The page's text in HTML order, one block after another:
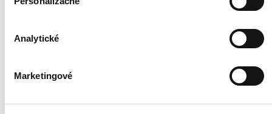
Analytické
Marketingové